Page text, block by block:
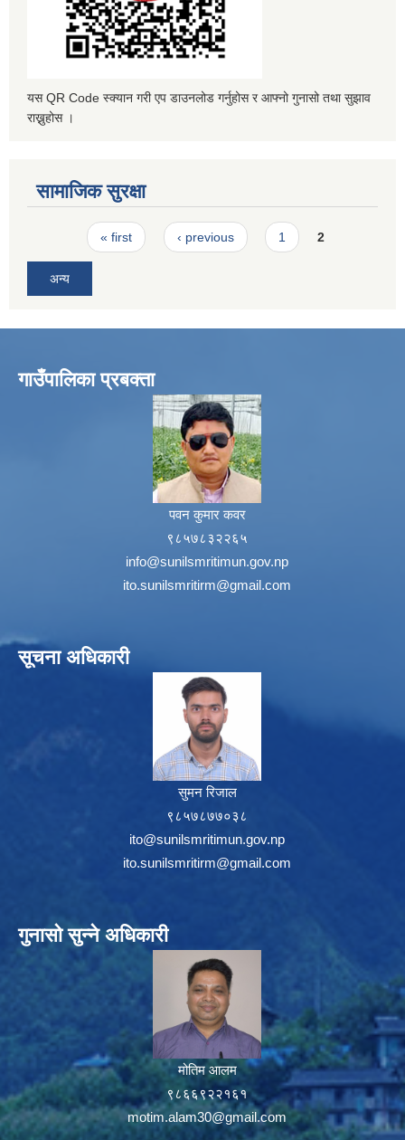
यस QR Code स्क्यान गरी एप डाउनलोड गर्नुहोस र आफ्नो गुनासो तथा सुझाव
राख्नुहोस ।
सामाजिक सुरक्षा
Pages« first ‹ previous 1 2
अन्य
गाउँपालिका प्रबक्ता
पवन कुमार कवर
९८५७८३२२६५
info@sunilsmritimun.gov.np
ito.sunilsmritirm@gmail.com
सूचना अधिकारी
सुमन रिजाल
९८५७८७७०३८
ito@sunilsmritimun.gov.np
ito.sunilsmritirm@gmail.com
गुनासो सुन्ने अधिकारी
मोतिम आलम
९८६६९२२१६१
motim.alam30@gmail.com